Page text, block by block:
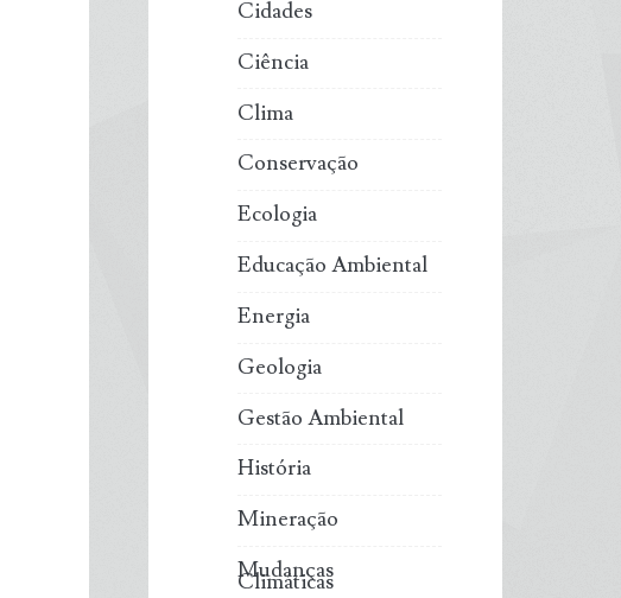
Cidades
Ciência
Clima
Conservação
Ecologia
Educação Ambiental
Energia
Geologia
Gestão Ambiental
História
Mineração
Mudanças
Climáticas